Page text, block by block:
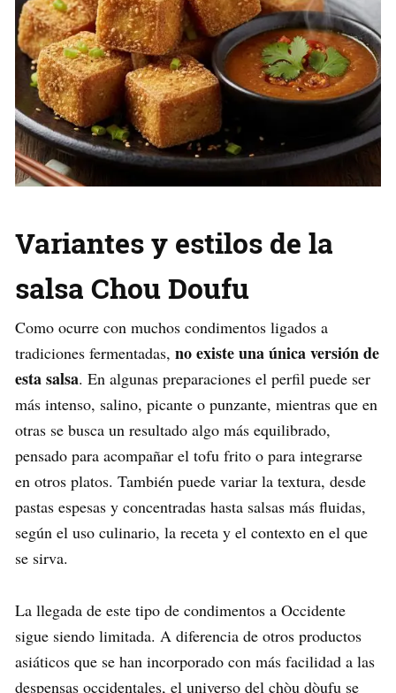
Variantes y estilos de la
salsa Chou Doufu
Como ocurre con muchos condimentos ligados a
tradiciones fermentadas, no existe una única versión de
esta salsa. En algunas preparaciones el perfil puede ser
más intenso, salino, picante o punzante, mientras que en
otras se busca un resultado algo más equilibrado,
pensado para acompañar el tofu frito o para integrarse
en otros platos. También puede variar la textura, desde
pastas espesas y concentradas hasta salsas más fluidas,
según el uso culinario, la receta y el contexto en el que
se sirva.
La llegada de este tipo de condimentos a Occidente
sigue siendo limitada. A diferencia de otros productos
asiáticos que se han incorporado con más facilidad a las
despensas occidentales, el universo del chòu dòufu se